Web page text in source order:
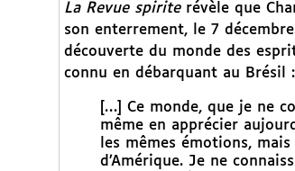
La Revue spiriterévèle que
son enterrement, le 7
découverte du monde des
connu en débarquant au Brésil :
[…] Ce monde, que je ne
même en apprécier
les mêmes émotions,
d’Amérique. Je ne